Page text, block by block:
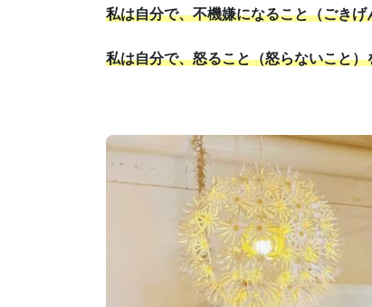
私は自分で、不機嫌になること（ごき
私は自分で、怒ること（怒らないこと）